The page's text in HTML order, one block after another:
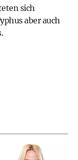
sich
aber auch